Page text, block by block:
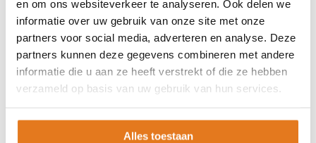
en om ons websiteverkeer te analyseren. Ook delen we
informatie over uw gebruik van onze site met onze
partners voor social media, adverteren en analyse. Deze
partners kunnen deze gegevens combineren met andere
informatie die u aan ze heeft verstrekt of die ze hebben
verzameld op basis van uw gebruik van hun services.
Alles toestaan
Appendages
Biomassa ketels
Boilers
Buffervaten
CV haard